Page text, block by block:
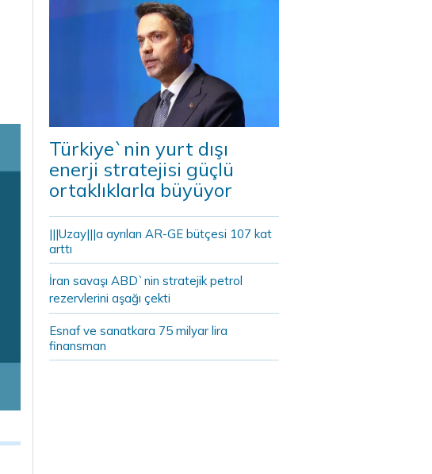
Türkiye`nin yurt dışı
enerji stratejisi güçlü
ortaklıklarla büyüyor
|||Uzay|||a ayrılan AR-GE bütçesi 107 kat
arttı
İran savaşı ABD`nin stratejik petrol
rezervlerini aşağı çekti
Esnaf ve sanatkara 75 milyar lira
finansman